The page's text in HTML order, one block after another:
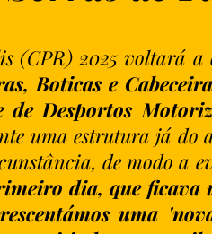
(CPR) 2025 voltará a
Boticas e
de Desportos
uma estrutura já do
de modo a
dia, que ficava
uma